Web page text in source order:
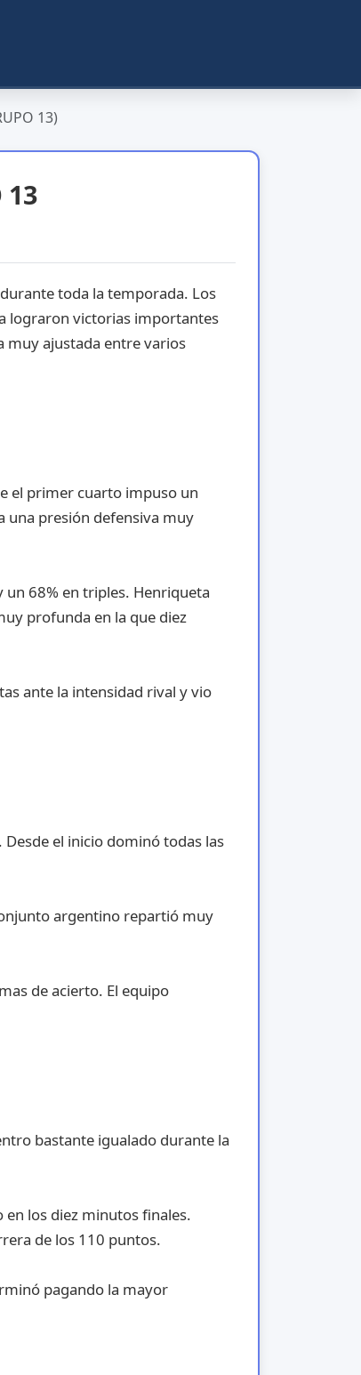
13)
13
toda la temporada. Los
lograron victorias importantes
muy ajustada entre varios
el primer cuarto impuso un
una presión defensiva muy
68% en triples. Henriqueta
profunda en la que diez
ante la intensidad rival y vio
el inicio dominó todas las
argentino repartió muy
de acierto. El equipo
bastante igualado durante la
los diez minutos finales.
de los 110 puntos.
pagando la mayor